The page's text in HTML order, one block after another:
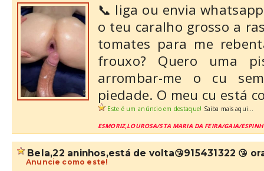
📞 liga ou envia
o teu caralho grosso a
tomates para me
frouxo? Quero uma
arrombar-me o cu
piedade. O meu cu está
Este é um anúncio em destaque! Saiba mais aqui...
ESMORIZ,LOUROSA/STA MARIA DA FEIRA/GAIA/
bela,22 aninhos,está de volta😘915431322 😘
Anuncie como este!